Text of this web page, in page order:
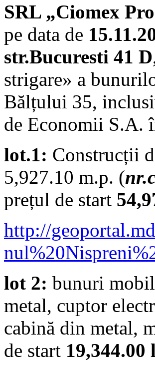
SRL „Ciomex
pe data de
str.Bucuresti 41 D
strigare» a
Bălțului 35,
de Economii S.A.
lot.1: Construcții
5,927.10 m.p. (
prețul de start
http://
lot 2: bunuri
metal, cuptor
cabină din metal,
de start 19,344.00